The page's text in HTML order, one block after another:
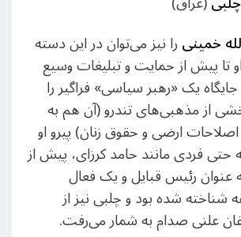
خمینیرا نیز می‌توان در این دسته
او تا پیش از حمایت و تبلیغات وسیع
یک «رهبر سیاسی» فراگیر را
از مذهبی‌های تندرو (آن هم به
ارضی و حقوق زنان) پیرو او
حتی فردی مانند حامد کرزای، پیش از
عنوان رئیس قبایل و یک فعال
شده بود و چلبی نیز از
علنی صدام به شمار می‌رفت.